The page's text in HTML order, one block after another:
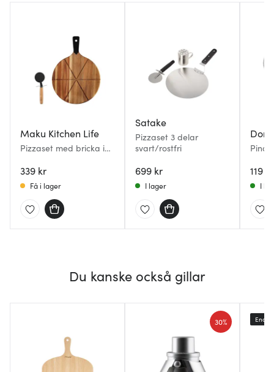
Maku Kitchen Life
Pizzaset med bricka i
339 kr
Få i lager
Satake
Pizzaset 3 delar
svart/rostfri
699 kr
I lager
Pino
119 kr
I
Du kanske också gillar
30%